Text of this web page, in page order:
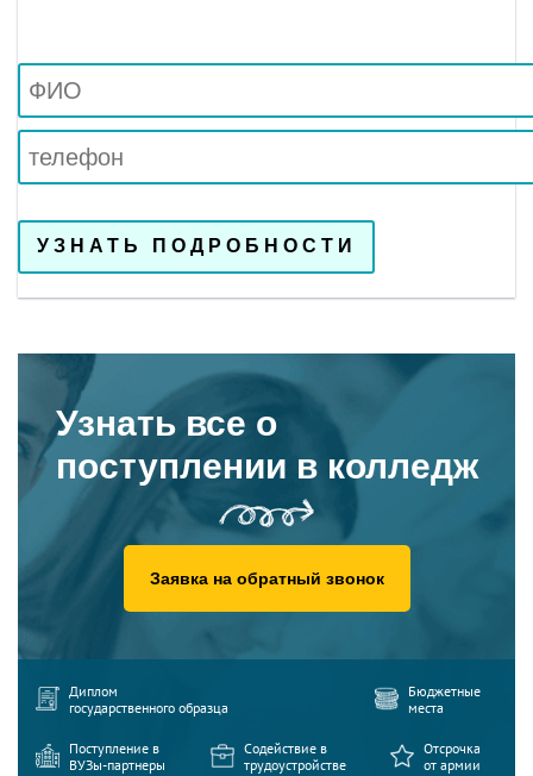
Узнать все о
поступлении в колледж
Заявка на обратный звонок
Диплом
государственного образца
Бюджетные
места
Поступление в
ВУЗы-партнеры
Содействие в
трудоустройстве
Отсрочка
от армии